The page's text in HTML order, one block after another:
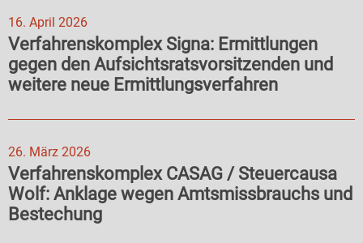
16. April 2026
Verfahrenskomplex Signa: Ermittlungen
gegen den Aufsichtsratsvorsitzenden und
weitere neue Ermittlungsverfahren
26. März 2026
Verfahrenskomplex CASAG / Steuercausa
Wolf: Anklage wegen Amtsmissbrauchs und
Bestechung